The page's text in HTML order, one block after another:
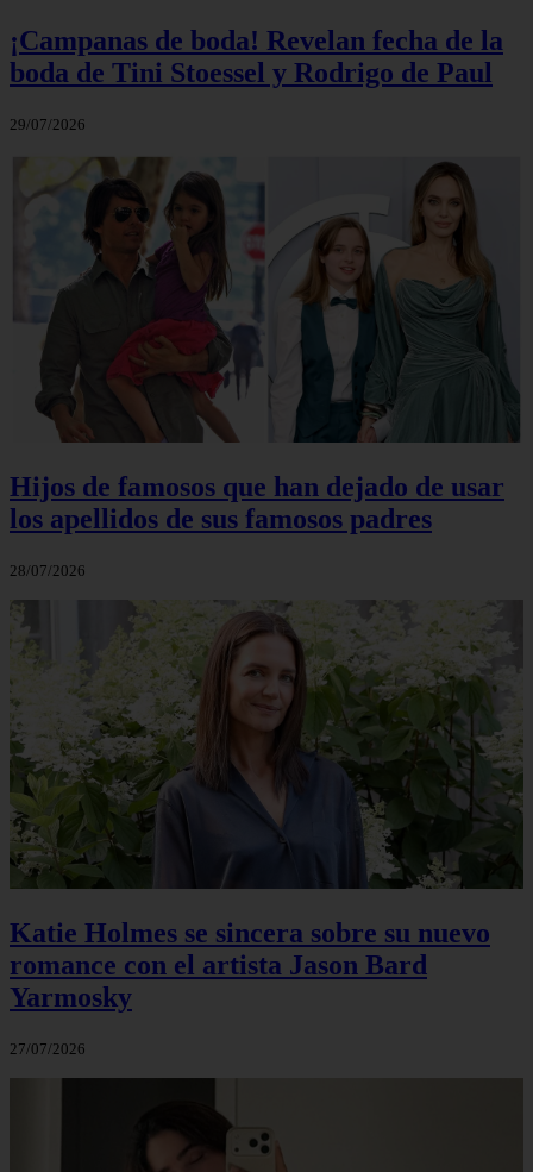
¡Campanas de boda! Revelan fecha de la
boda de Tini Stoessel y Rodrigo de Paul
29/07/2026
Hijos de famosos que han dejado de usar
los apellidos de sus famosos padres
28/07/2026
Katie Holmes se sincera sobre su nuevo
romance con el artista Jason Bard
Yarmosky
27/07/2026